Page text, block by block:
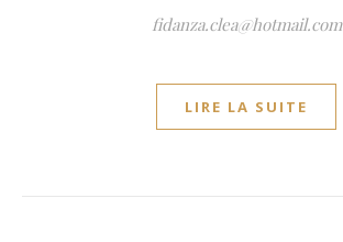
fidanza.clea@hotmail.com
LIRE LA SUITE